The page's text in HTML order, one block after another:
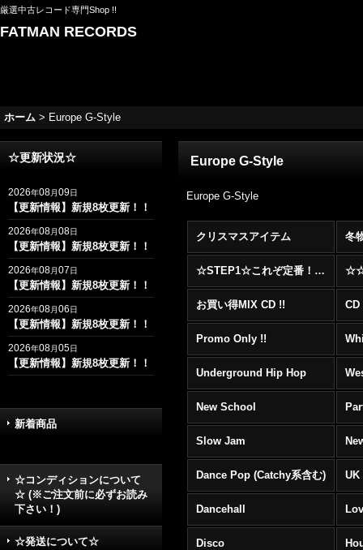
厳選中古レコード専門Shop !!
FATMAN RECORDS
ホーム > Europe G-Style
☆更新状況☆
2026年08月09日
【更新情報】新規8枚更新！！
2026年08月08日
【更新情報】新規8枚更新！！
2026年08月07日
【更新情報】新規8枚更新！！
2026年08月06日
【更新情報】新規8枚更新！！
2026年08月05日
【更新情報】新規8枚更新！！
新着商品
☆コンディションについて
☆ (※ご注文前に必ずお読み
下さい！)
☆発送について☆
Europe G-Style
Europe G-Style
クリスマスアイテム 冬
☆STEP1☆これぞ定番！！まずはここから！2000年代R&BフロアヒットBest 100 !!!
お買い得MIX CD !!
Promo Only !!
Underground Hip Hop
New School
Slow Jam
Dance Pop (Catchy系含む) UK
Dancehall
Disco